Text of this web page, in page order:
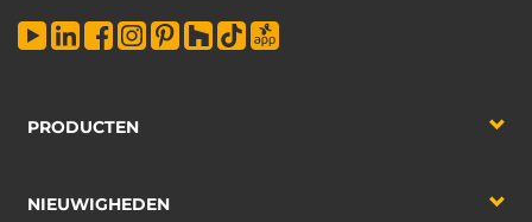
PRODUCTEN
NIEUWIGHEDEN